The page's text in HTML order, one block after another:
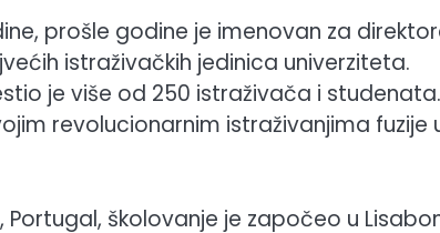
prošle godine je imenovan za
istraživačkih jedinica univerziteta.
je više od 250 istraživača i studenata.
revolucionarnim istraživanjima fuzije
školovanje je započeo u